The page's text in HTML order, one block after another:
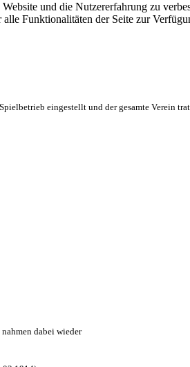
und die Nutzererfahrung zu
Funktionalitäten der Seite zur
eingestellt und der gesamte Verein
dabei wieder